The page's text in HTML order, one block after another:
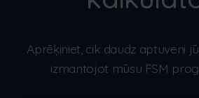
Aprēķiniet, cik daudz aptuveni
izmantojot mūsu FSM